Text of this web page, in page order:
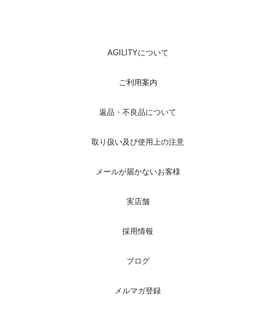
AGILITYについて
ご利用案内
返品・不良品について
取り扱い及び使用上の注意
メールが届かないお客様
実店舗
採用情報
ブログ
メルマガ登録